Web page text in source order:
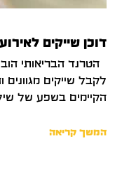
דוכן שייקים
הטרנד הבריאותי
לקבל שייקים
הקיימים בשפע של
המשך קריאה